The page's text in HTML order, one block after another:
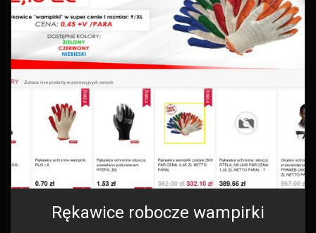
Rękawice robocze wampirki